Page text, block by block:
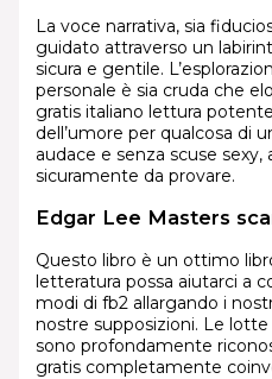
La voce narrativa, sia
guidato attraverso un
sicura e gentile.
personale è sia cruda che
gratis italiano lettura
dell’umore per qualcosa di
audace e senza scuse sexy,
sicuramente da provare.
Edgar Lee Masters
Questo libro è un ottimo
letteratura possa aiutarci a
modi di fb2 allargando i
nostre supposizioni. Le
sono profondamente
gratis completamente